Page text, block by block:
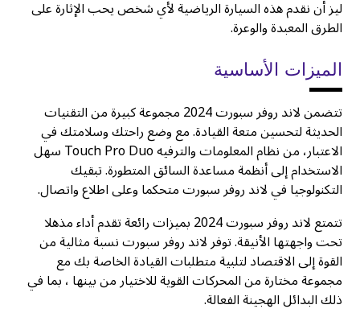
ليز أن نقدم هذه السيارة الرياضية لأي شخص يحب الإثارة على
الطرق المعبدة والوعرة.
الميزات الأساسية
تتضمن لاند روفر سبورت 2024 مجموعة كبيرة من التقنيات
الحديثة لتحسين متعة القيادة. مع وضع راحتك وسلامتك في
الاعتبار، من نظام المعلومات والترفيه Touch Pro Duo سهل
الاستخدام إلى أنظمة مساعدة السائق المتطورة. تبقيك
التكنولوجيا في لاند روفر سبورت متحكما وعلى اطلاع واتصال.
تتمتع لاند روفر سبورت 2024 بميزات رائعة تقدم أداء مذهلا
تحت واجهتها الأنيقة. توفر لاند روفر سبورت نسبة مثالية من
القوة إلى الاقتصاد لتلبية متطلبات القيادة الخاصة بك مع
مجموعة مختارة من المحركات القوية للاختيار من بينها ، بما في
ذلك البدائل الهجينة الفعالة.